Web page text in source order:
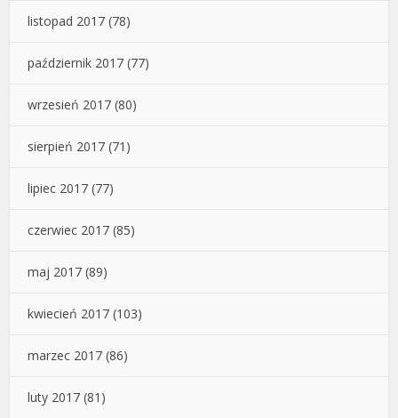
listopad 2017 (78)
październik 2017 (77)
wrzesień 2017 (80)
sierpień 2017 (71)
lipiec 2017 (77)
czerwiec 2017 (85)
maj 2017 (89)
kwiecień 2017 (103)
marzec 2017 (86)
luty 2017 (81)